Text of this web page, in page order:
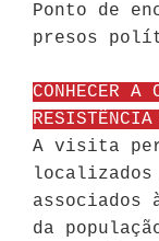
Ponto de
presos
CONHECER
A visita
localizados
associados
da